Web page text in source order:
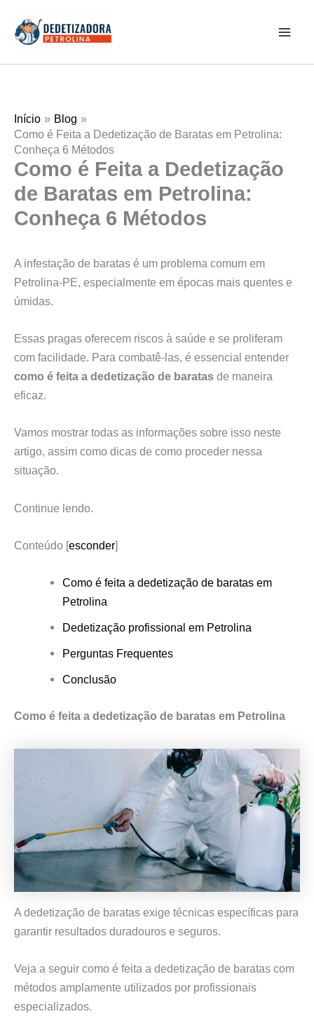
para
conteúdo
Início
Blog
Como é Feita a Dedetização de Baratas em Petrolina:
Conheça 6 Métodos
Como é Feita a Dedetização
de Baratas em Petrolina:
Conheça 6 Métodos
A infestação de baratas é um problema comum em
Petrolina-PE, especialmente em épocas mais quentes e
úmidas.
Essas pragas oferecem riscos à saúde e se proliferam
com facilidade. Para combatê-las, é essencial entender
como é feita a dedetização de baratas de maneira
eficaz.
Vamos mostrar todas as informações sobre isso neste
artigo, assim como dicas de como proceder nessa
situação.
Continue lendo.
Conteúdo [esconder]
Como é feita a dedetização de baratas em
Petrolina
Dedetização profissional em Petrolina
Perguntas Frequentes
Conclusão
Como é feita a dedetização de baratas em Petrolina
A dedetização de baratas exige técnicas específicas para
garantir resultados duradouros e seguros.
Veja a seguir como é feita a dedetização de baratas com
métodos amplamente utilizados por profissionais
especializados.